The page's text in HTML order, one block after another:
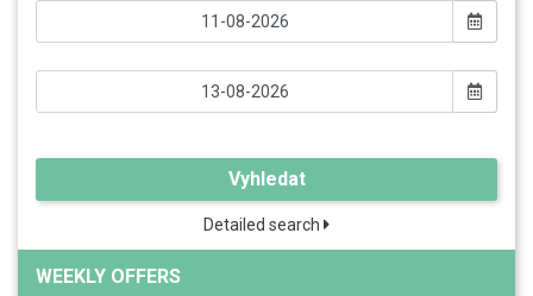
Vyhledat
Detailed search
WEEKLY OFFERS